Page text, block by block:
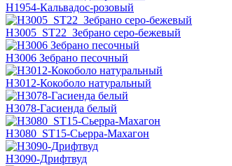
H1954-Кальвадос-розовый
H3005_ST22_Зебрано серо-бежевый
H3006 Зебрано песочный
H3012-Кокоболо натуральный
H3078-Гасиенда белый
H3080_ST15-Сьерра-Махагон
H3090-Дрифтвуд